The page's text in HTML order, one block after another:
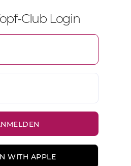
Club Login
WITH APPLE